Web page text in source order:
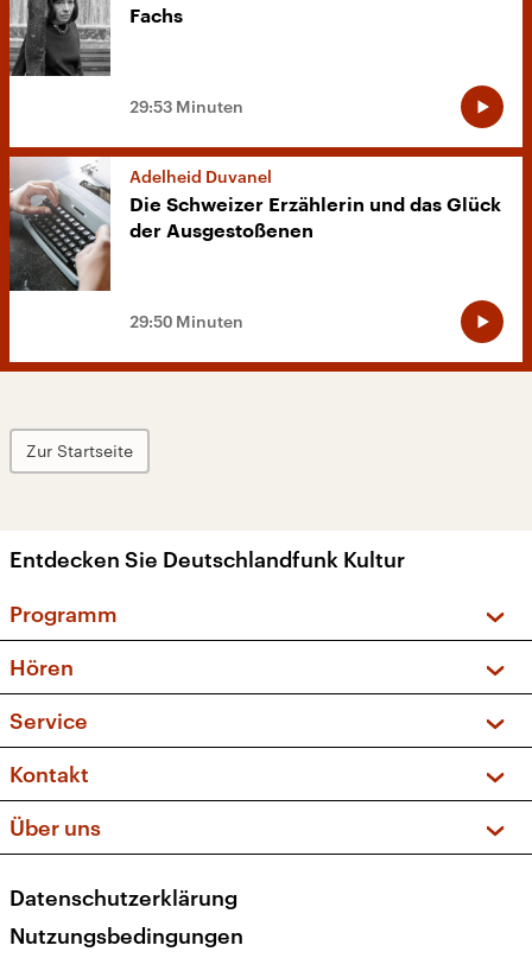
Fachs
29:53 Minuten
Adelheid Duvanel
Die Schweizer Erzählerin und das Glück
der Ausgestoßenen
29:50 Minuten
Zur Startseite
Entdecken Sie Deutschlandfunk Kultur
Programm
Sendungen und Podcasts
Musikliste
Kakadu – Das Kinderprogramm
Hören
Frequenzen (UKW + DAB+)
Service
FAQ
Apps
Newsletter
Kontakt
Social Media
Über uns
Presse
Karriere
Datenschutzerklärung
Nutzungsbedingungen